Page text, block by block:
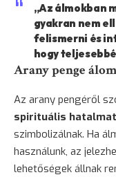
„Az álmokban
gyakran nem
felismerni és
hogy
Arany penge
Az arany pengéről
spirituális
szimbolizálnak. Ha
használunk, az
lehetőségek állnak